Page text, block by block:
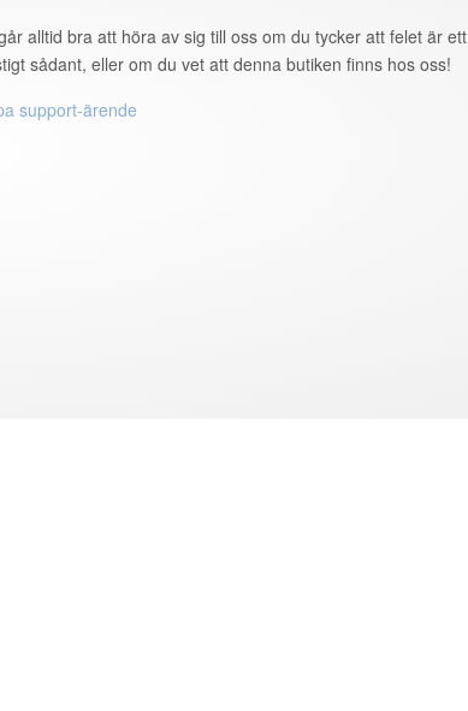
alltid bra att höra av sig till oss om du tycker att felet är ett
sådant, eller om du vet att denna butiken finns hos oss!
support-ärende